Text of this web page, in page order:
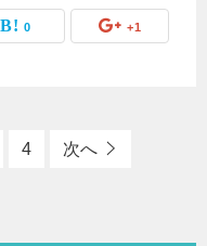
0 +1
4 次へ